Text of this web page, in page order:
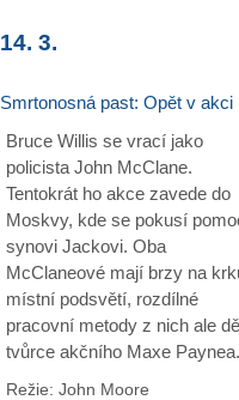
14. 3.
Smrtonosná past: Opět v akci
Bruce Willis se vrací jako
policista John McClane.
Tentokrát ho akce zavede do
Moskvy, kde se pokusí
synovi Jackovi. Oba
McClaneové mají brzy na
místní podsvětí, rozdílné
pracovní metody z nich ale
tvůrce akčního Maxe Paynea.
Režie: John Moore